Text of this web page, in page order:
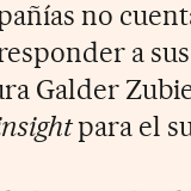
no
a
Galder
para el